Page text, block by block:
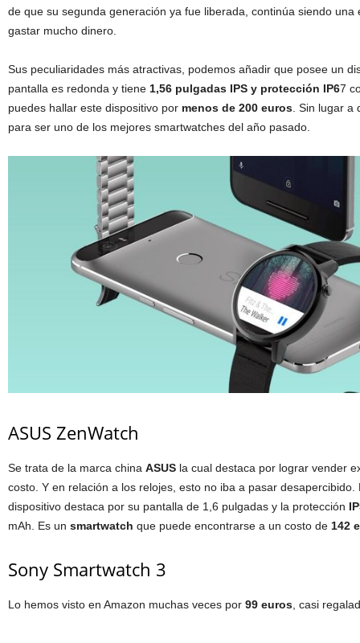
de que su segunda generación ya fue liberada, continúa siendo
gastar mucho dinero.
Sus peculiaridades más atractivas, podemos añadir que posee un
pantalla es redonda y tiene 1,56 pulgadas IPS y protección IP67
puedes hallar este dispositivo por menos de 200 euros . Sin lugar
para ser uno de los mejores smartwatches del año pasado.
ASUS ZenWatch
Se trata de la marca china ASUS la cual destaca por lograr vender
costo. Y en relación a los relojes, esto no iba a pasar
dispositivo destaca por su pantalla de 1,6 pulgadas y la protección
mAh. Es un smartwatch que puede encontrarse a un costo de 142
Sony Smartwatch 3
Lo hemos visto en Amazon muchas veces por 99 euros, casi